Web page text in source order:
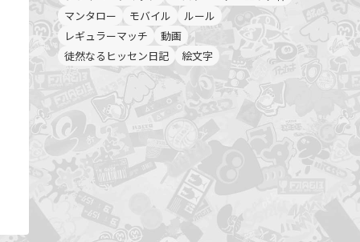
マンタロー
モバイル
ルール
レギュラーマッチ
動画
徒然なるヒッセン日記
絵文字